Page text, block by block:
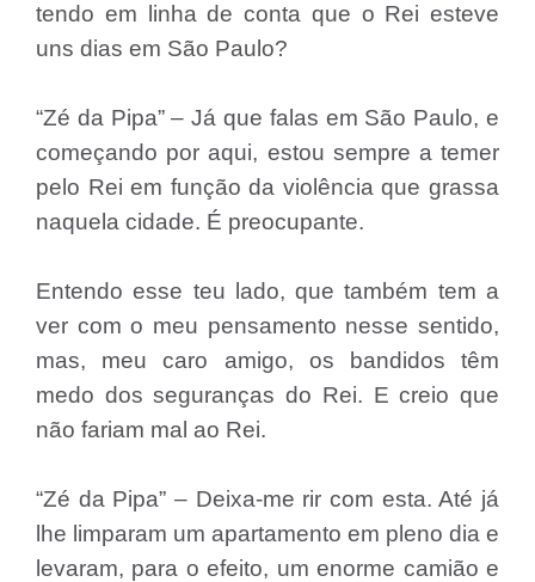
tendo em linha de conta que o Rei esteve
uns dias em São Paulo?
“Zé da Pipa” – Já que falas em São Paulo, e
começando por aqui, estou sempre a temer
pelo Rei em função da violência que grassa
naquela cidade. É preocupante.
Entendo esse teu lado, que também tem a
ver com o meu pensamento nesse sentido,
mas, meu caro amigo, os bandidos têm
medo dos seguranças do Rei. E creio que
não fariam mal ao Rei.
“Zé da Pipa” – Deixa-me rir com esta. Até já
lhe limparam um apartamento em pleno dia e
levaram, para o efeito, um enorme camião e